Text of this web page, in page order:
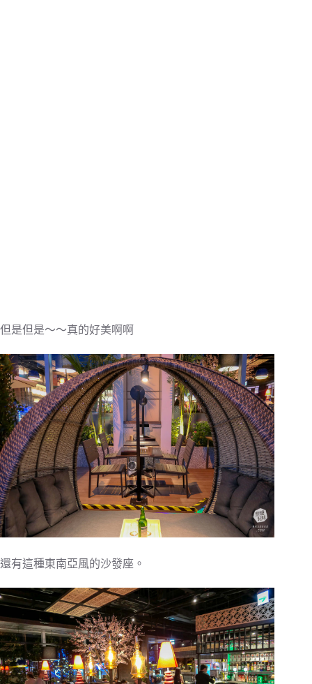
但是但是～～真的好美啊啊
還有這種東南亞風的沙發座。